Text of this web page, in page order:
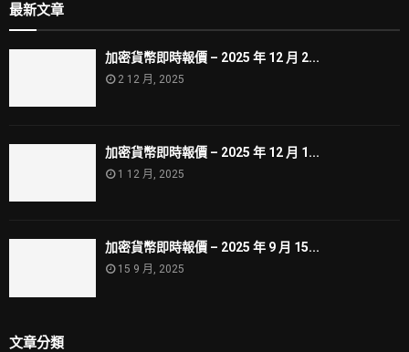
最新文章
加密貨幣即時報價 – 2025 年 12 月 2...
2 12 月, 2025
加密貨幣即時報價 – 2025 年 12 月 1...
1 12 月, 2025
加密貨幣即時報價 – 2025 年 9 月 15...
15 9 月, 2025
文章分類